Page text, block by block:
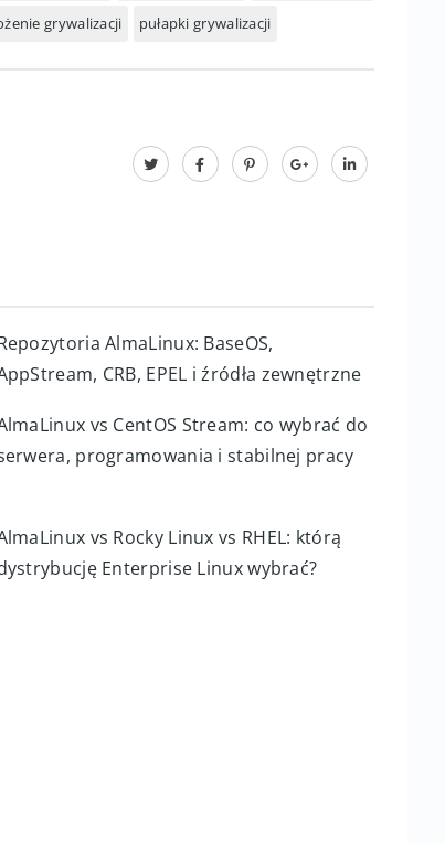
Repozytoria AlmaLinux: BaseOS,
AlmaLinux vs CentOS Stream: co wybrać do
serwera, programowania i stabilnej pracy